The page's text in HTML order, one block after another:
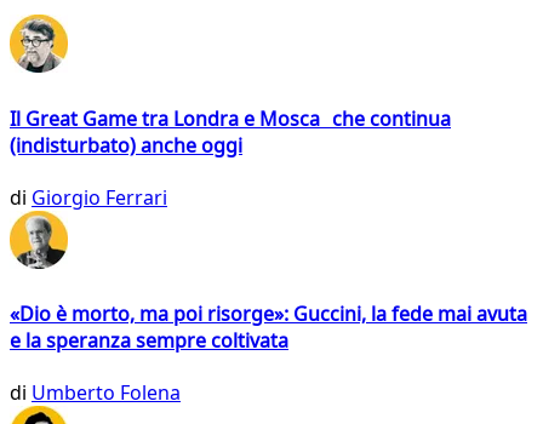
Il Great Game tra Londra e Mosca che continua
(indisturbato) anche oggi
di Giorgio Ferrari
«Dio è morto, ma poi risorge»: Guccini, la fede mai avuta
e la speranza sempre coltivata
di Umberto Folena